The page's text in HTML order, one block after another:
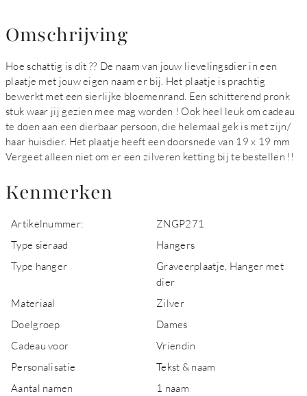
Omschrijving
Hoe schattig is dit ?? De naam van jouw lievelingsdier in een
plaatje met jouw eigen naam er bij. Het plaatje is prachtig
bewerkt met een sierlijke bloemenrand. Een schitterend pronk
stuk waar jij gezien mee mag worden ! Ook heel leuk om cadeau
te doen aan een dierbaar persoon, die helemaal gek is met zijn/
haar huisdier. Het plaatje heeft een doorsnede van 19 x 19 mm
Vergeet alleen niet om er een zilveren ketting bij te bestellen !!
Kenmerken
Artikelnummer:
ZNGP271
Type sieraad
Hangers
Type hanger
Graveerplaatje, Hanger met
dier
Materiaal
Zilver
Doelgroep
Dames
Cadeau voor
Vriendin
Personalisatie
Tekst & naam
Aantal namen
1 naam